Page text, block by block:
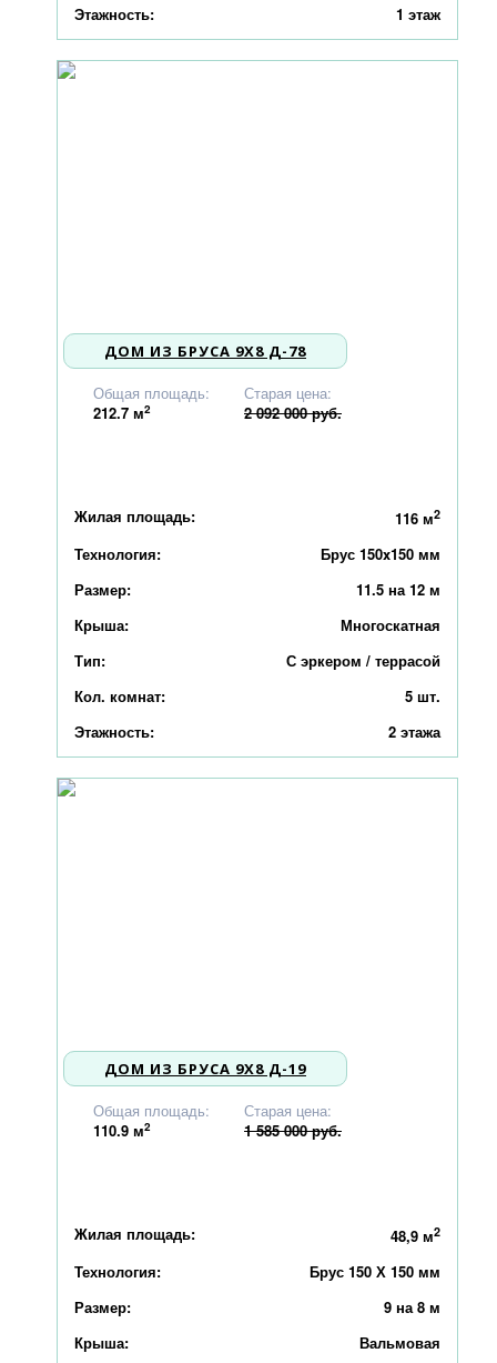
Этажность: 1 этаж
ДОМ ИЗ БРУСА 9X8 Д-78
Старая цена:
2 092 000 руб.
Общая площадь:
212.7 м2
Жилая площадь: 116 м2
Технология:
Брус 150x150 мм
Размер:
11.5 на 12 м
Крыша:
Многоскатная
Тип:
С эркером / террасой
Кол. комнат:
5 шт.
Этажность:
2 этажа
ДОМ ИЗ БРУСА 9X8 Д-19
Старая цена:
1 585 000 руб.
Общая площадь:
110.9 м2
Жилая площадь: 48,9 м2
Технология:
Брус 150 Х 150 мм
Размер:
9 на 8 м
Крыша:
Вальмовая